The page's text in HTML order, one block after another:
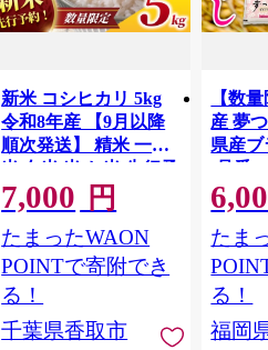
新米 コシヒカリ 5kg
令和8年産 【9月以降
順次発送】 精米 一等
米 白米 米 お米 先行予
約 数量 限定 こしひか
り 5キロ 米5kg ごはん
こめ コメ はくまい お
米マイスター 厳選 予
約 白飯 ※ okome kome
おむすび おにぎり 国
産 飯 おこめ 取り寄せ
7,000 円
たまったWAON
POINTで寄附でき
る！
千葉県香取市
【数
産 夢
県産ブ
(品番
たま
る！
福岡